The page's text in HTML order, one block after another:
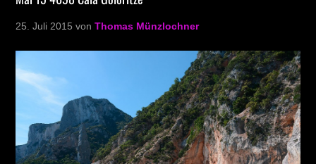
25. Juli 2015 vonThomas Münzlochner